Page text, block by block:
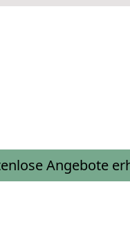
Angebote